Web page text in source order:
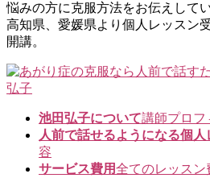
悩みの方に克服方法をお伝えして
高知県、愛媛県より個人レッスン
開講。
池田弘子について講師プロフ
人前で話せるようになる個人
容
サービス費用全てのレッスン